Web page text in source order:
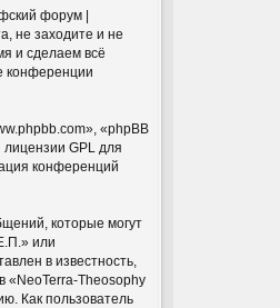
форум |
не заходите и не
и сделаем всё
конференции
«phpBB
лицензии GPL для
конференций
которые могут
или
в известность,
«NeoTerra-Theosophy
Как пользователь